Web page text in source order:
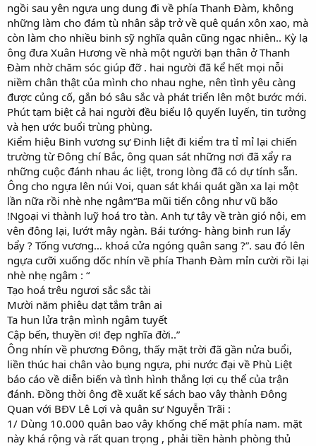
ngồi sau yên ngựa ung dung đi về phía Thanh Đàm, không
những làm cho đám tù nhân sắp trở về quê quán xôn xao, mà
còn làm cho nhiều binh sỹ nghĩa quân cũng ngạc nhiên.. Kỳ lạ
ông đưa Xuân Hương về nhà một người bạn thân ở Thanh
Đàm nhờ chăm sóc giúp đỡ . hai người đã kể hết mọi nỗi
niềm chân thật của mình cho nhau nghe, nên tình yêu càng
được củng cố, gắn bó sâu sắc và phát triển lên một bước mới.
Phút tạm biệt cả hai người đều biểu lộ quyến luyến, tin tưởng
và hẹn ước buổi trùng phùng.
Kiểm hiệu Binh vương sự Đinh liệt đi kiểm tra tỉ mỉ lại chiến
trường từ Đông chí Bắc, ông quan sát những nơi đã xẩy ra
những cuộc đánh nhau ác liệt, trong lòng đã có dự tính sẵn.
Ông cho ngựa lên núi Voi, quan sát khái quát gần xa lại một
lần nữa rồi nhè nhẹ ngâm“Ba mũi tiến công như vũ bão
!Ngoại vi thành luỹ hoá tro tàn. Anh tự tây về tràn gió nội, em
vên đông lại, lướt mây ngàn. Bái tướng- hàng binh run lẩy
bẩy ? Tống vương… khoá cửa ngóng quân sang ?”. sau đó lên
ngựa cưỡi xuống dốc nhín về phía Thanh Đàm mỉn cười rồi lại
nhè nhẹ ngâm : “
Tạo hoá trêu ngươi sắc sắc tài
Mười năm phiêu dạt tắm trân ai
Ta hun lửa trận mình ngâm tuyết
Cập bến, thuyền ơi! đẹp nghĩa đời..”
Ông nhín về phương Đông, thấy mặt trời đã gần nửa buổi,
liền thúc hai chân vào bụng ngựa, phi nước đại về Phù Liệt
báo cáo về diễn biến và tình hình thắng lợi cụ thể của trận
đánh. Đồng thời ông đề xuất kế sách bao vây thành Đông
Quan với BĐV Lê Lợi và quân sư Nguyễn Trãi :
1/ Dùng 10.000 quân bao vây khống chế mặt phía nam. mặt
này khá rộng và rất quan trọng , phải tiền hành phòng thủ